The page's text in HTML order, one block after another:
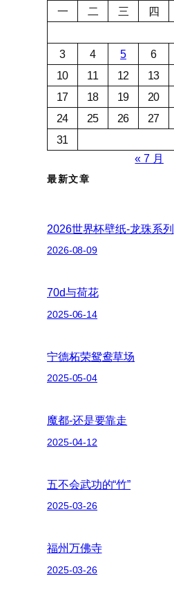
一
二 三 四
3
4 5 6
10
11 12 13
17
18 19 20
24
25 26 27
31
« 7 月
最新文章
2026世界杯壁纸-龙珠系列
2026-08-09
70d与荷花
2025-06-14
宁德柘荣鸳鸯草场
2025-05-04
魔都-还是要靠走
2025-04-12
五不会武功的“竹”
2025-03-26
福州万佛寺
2025-03-26